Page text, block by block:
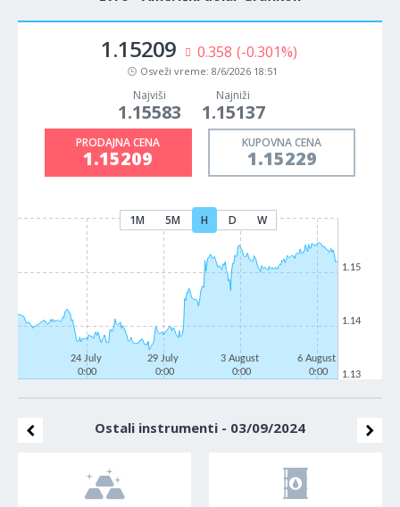
1.15209 0.358 (-0.301%)
Osveži vreme: 8/6/2026 18:51
Najviši
1.15583
Najniži
1.15137
PRODAJNA CENA
1.15209
KUPOVNA CENA
1.15229
1M 5M H D W
24 July
0:00
29 July
0:00
3 August
0:00
6 August
0:00
1.13
1.14
1.15
Ostali instrumenti - 03/09/2024